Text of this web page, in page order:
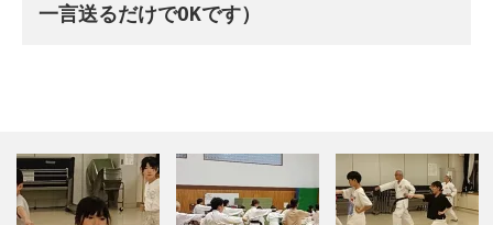
一言送るだけでOKです）